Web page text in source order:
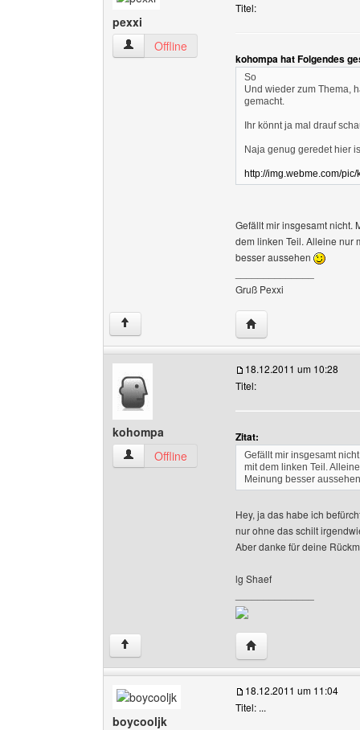
pexxi
pexxi Benutzer-Profile anzeigen
Offline
Titel:
kohompa hat Folgendes
So
Und wieder zum Thema,
gemacht.
Ihr könnt ja mal drauf
Naja genug geredet hier
http://img.webme.com/
Gefällt mir insgesamt nicht.
dem linken Teil. Alleine nur
besser aussehen
Gruß Pexxi
↑ Website dieses
kohompa
kohompa Benutzer-Profile anzeigen
Offline
18.12.2011 um 10:28
Titel:
Zitat:
Gefällt mir insgesamt
mit dem linken Teil.
Meinung besser
Hey, ja das habe ich
nur ohne das schilt
Aber danke für deine
lg Shaef
↑ Website dieses
boycooljk
18.12.2011 um 11:04
Titel: ...